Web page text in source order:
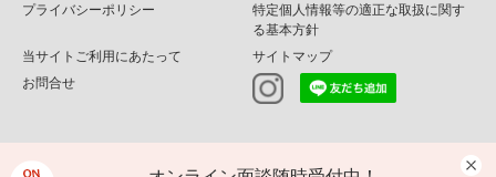
プライバシーポリシー
特定個人情報等の適正な取扱に関す
る基本方針
当サイトご利用にあたって
サイトマップ
お問合せ